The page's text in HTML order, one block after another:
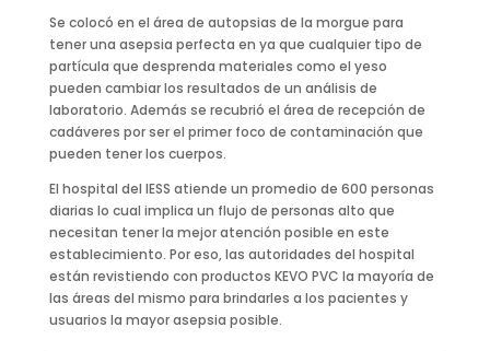
Se colocó en el área de autopsias de la morgue para
tener una asepsia perfecta en ya que cualquier tipo de
partícula que desprenda materiales como el yeso
pueden cambiar los resultados de un análisis de
laboratorio. Además se recubrió el área de recepción de
cadáveres por ser el primer foco de contaminación que
pueden tener los cuerpos.
El hospital del IESS atiende un promedio de 600 personas
diarias lo cual implica un flujo de personas alto que
necesitan tener la mejor atención posible en este
establecimiento. Por eso, las autoridades del hospital
están revistiendo con productos KEVO PVC la mayoría de
las áreas del mismo para brindarles a los pacientes y
usuarios la mayor asepsia posible.